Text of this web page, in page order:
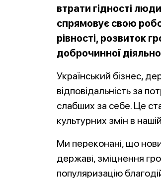
втрати гідності
спрямовує свою
рівності, розвиток
доброчинної
Український бізнес,
відповідальність за
слабших за себе. Це
культурних змін в
Ми переконані, що
державі, зміцнення
популяризацію